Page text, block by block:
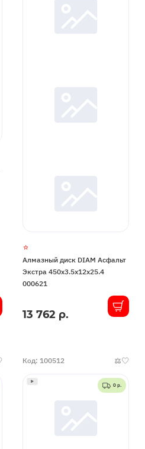
Алмазный диск DIAM Асфальт
Экстра 450x3.5x12x25.4
000621
В
13 762 р.
Код: 100512
0 р.